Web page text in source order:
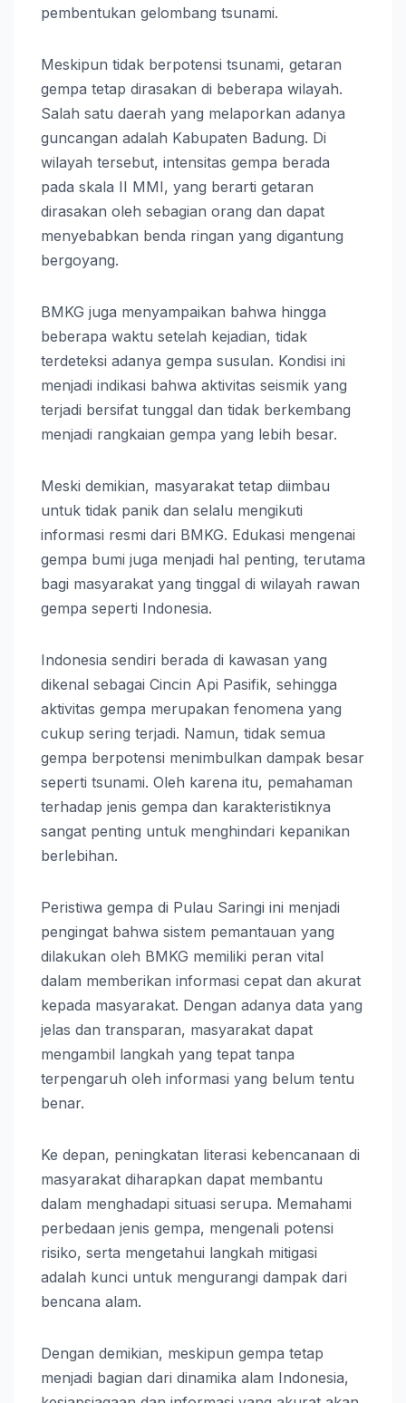
pembentukan gelombang tsunami.
Meskipun tidak berpotensi tsunami, getaran
gempa tetap dirasakan di beberapa wilayah.
Salah satu daerah yang melaporkan adanya
guncangan adalah Kabupaten Badung. Di
wilayah tersebut, intensitas gempa berada
pada skala II MMI, yang berarti getaran
dirasakan oleh sebagian orang dan dapat
menyebabkan benda ringan yang digantung
bergoyang.
BMKG juga menyampaikan bahwa hingga
beberapa waktu setelah kejadian, tidak
terdeteksi adanya gempa susulan. Kondisi ini
menjadi indikasi bahwa aktivitas seismik yang
terjadi bersifat tunggal dan tidak berkembang
menjadi rangkaian gempa yang lebih besar.
Meski demikian, masyarakat tetap diimbau
untuk tidak panik dan selalu mengikuti
informasi resmi dari BMKG. Edukasi mengenai
gempa bumi juga menjadi hal penting, terutama
bagi masyarakat yang tinggal di wilayah rawan
gempa seperti Indonesia.
Indonesia sendiri berada di kawasan yang
dikenal sebagai Cincin Api Pasifik, sehingga
aktivitas gempa merupakan fenomena yang
cukup sering terjadi. Namun, tidak semua
gempa berpotensi menimbulkan dampak besar
seperti tsunami. Oleh karena itu, pemahaman
terhadap jenis gempa dan karakteristiknya
sangat penting untuk menghindari kepanikan
berlebihan.
Peristiwa gempa di Pulau Saringi ini menjadi
pengingat bahwa sistem pemantauan yang
dilakukan oleh BMKG memiliki peran vital
dalam memberikan informasi cepat dan akurat
kepada masyarakat. Dengan adanya data yang
jelas dan transparan, masyarakat dapat
mengambil langkah yang tepat tanpa
terpengaruh oleh informasi yang belum tentu
benar.
Ke depan, peningkatan literasi kebencanaan di
masyarakat diharapkan dapat membantu
dalam menghadapi situasi serupa. Memahami
perbedaan jenis gempa, mengenali potensi
risiko, serta mengetahui langkah mitigasi
adalah kunci untuk mengurangi dampak dari
bencana alam.
Dengan demikian, meskipun gempa tetap
menjadi bagian dari dinamika alam Indonesia,